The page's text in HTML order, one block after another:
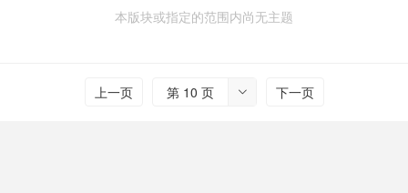
本版块或指定的范围内尚无主题
上一页 
第 10 页 下一页